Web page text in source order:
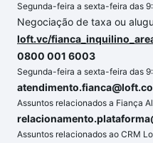
Segunda-feira a sexta-feira das
Negociação de taxa ou
loft.vc/
0800 001 6003
Segunda-feira a sexta-feira das
Assuntos relacionados a Fiança
Assuntos relacionados ao CRM